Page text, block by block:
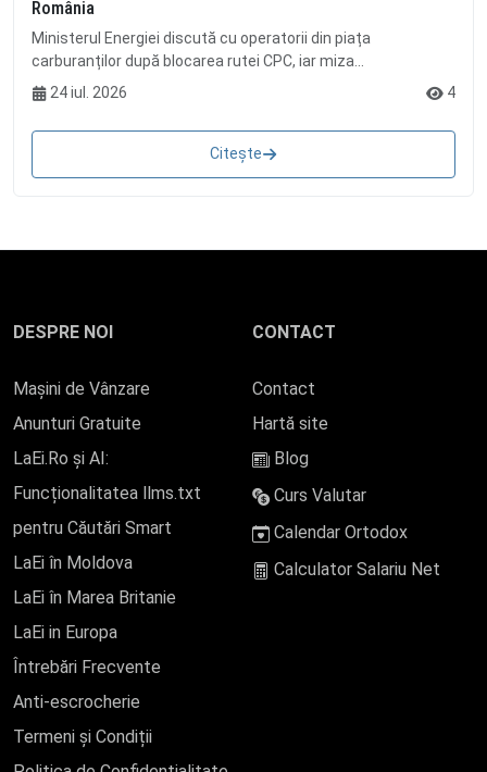
România
Ministerul Energiei discută cu operatorii din piața
carburanților după blocarea rutei CPC, iar miza...
24 iul. 2026
4
Citește
DESPRE NOI
Mașini de Vânzare
Anunturi Gratuite
LaEi.Ro și AI:
Funcționalitatea llms.txt
pentru Căutări Smart
LaEi în Moldova
LaEi în Marea Britanie
LaEi in Europa
Întrebări Frecvente
Anti-escrocherie
Termeni și Condiții
CONTACT
Contact
Hartă site
Blog
Curs Valutar
Calendar Ortodox
Calculator Salariu Net